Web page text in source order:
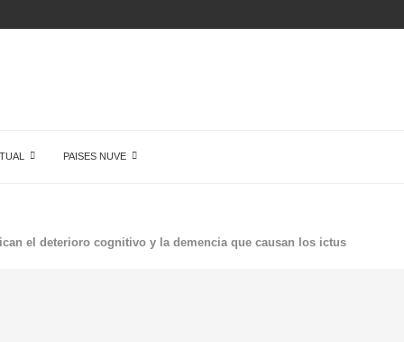
DE...
PAISES NUVE
el deterioro cognitivo y la demencia que causan los ictus